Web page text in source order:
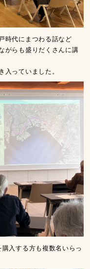
時代にまつわる話など
がらも盛りだくさんに講
入っていました。
入する方も複数名いらっ